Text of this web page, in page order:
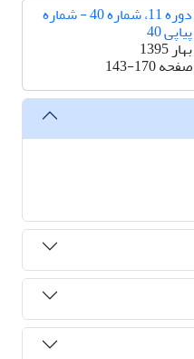
دوره 11، شماره 40 - شماره
پیاپی 40
بهار 1395
صفحه143-170